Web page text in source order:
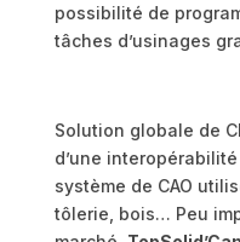
possibilité de
tâches d’usinages
Solution globale de
d’une
système de CAO
tôlerie, bois… Peu